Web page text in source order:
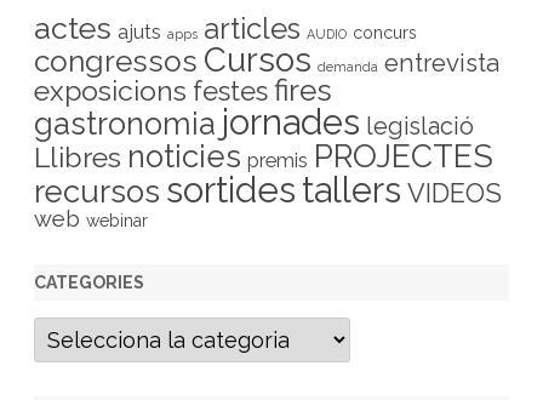
actes ajuts apps articles AUDIO concurs
congressos Cursos demanda entrevista
exposicions festesfires
gastronomia jornades legislació
Llibres noticies premis PROJECTES
recursos sortides tallers VIDEOS
web webinar
CATEGORIES
C
t